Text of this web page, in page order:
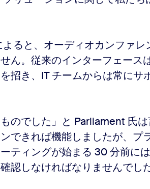
ると、オーディオカンファ
ん。従来のインターフェース
招き、IT チームからは常にサ
ものでした」と Parliament 氏
できれば機能しましたが、プ
ティングが始まる 30 分前に
認しなければなりませんでし